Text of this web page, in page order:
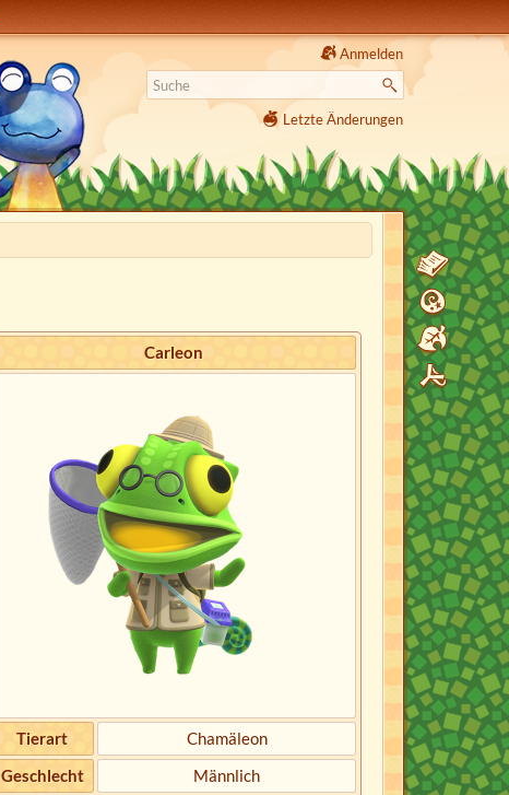
Anmelden
Letzte Änderungen
Carleon
Tierart
Chamäleon
Geschlecht
Männlich